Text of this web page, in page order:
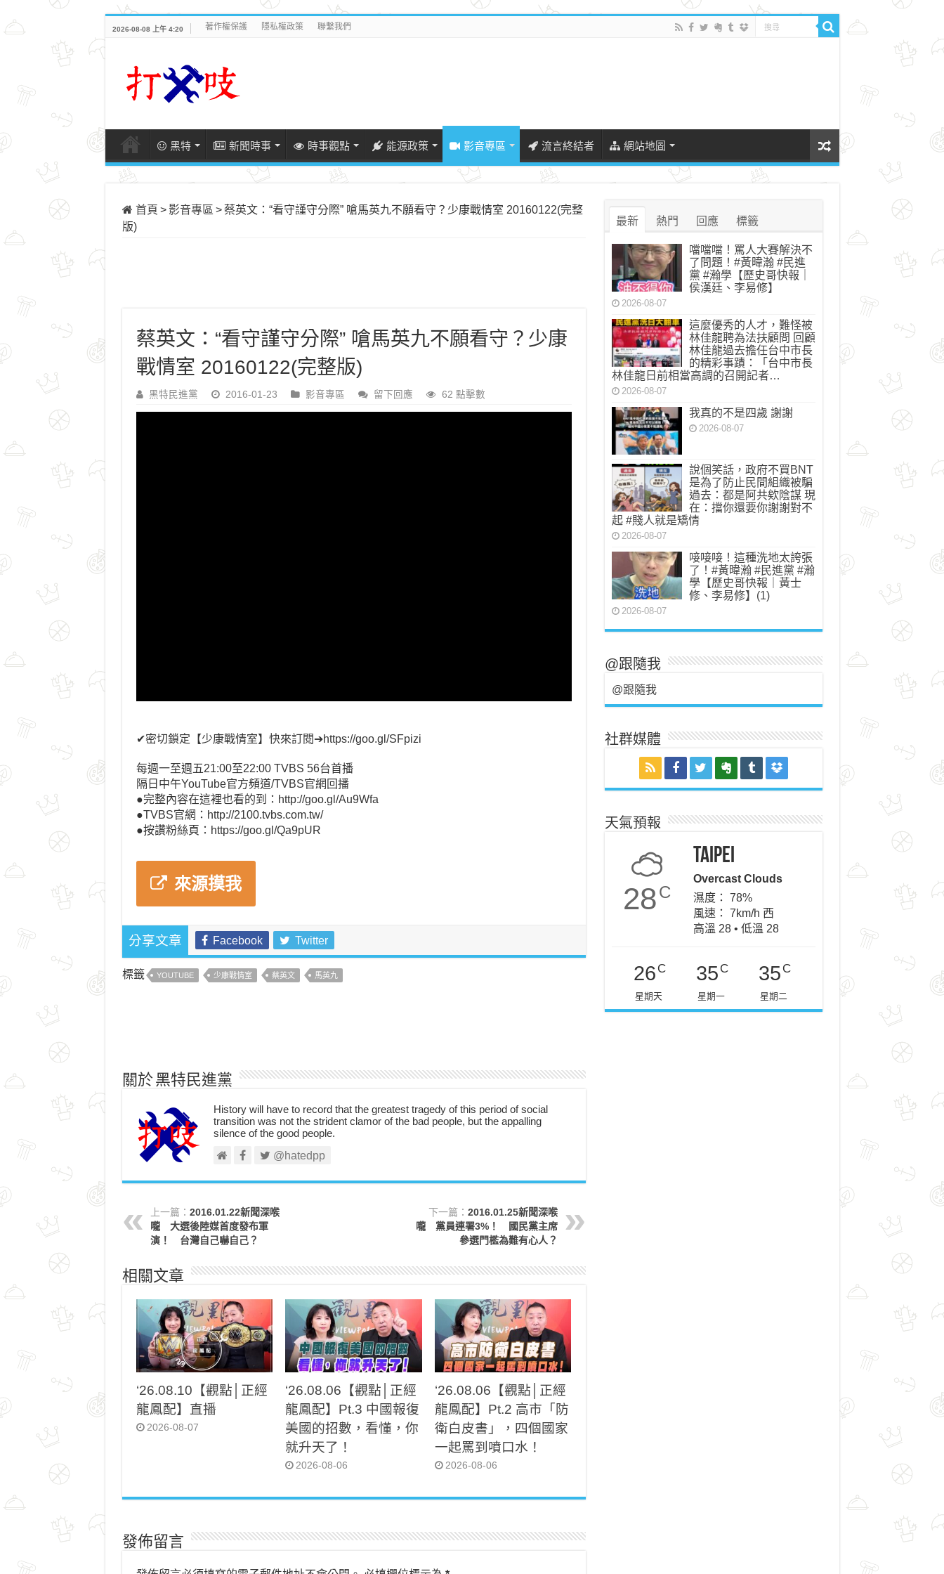
2026-08-08 上午 4:20 著作權保護 隱私權政策 聯繫我們
黑特 新聞時事 時事觀點 能源政策 影音專區 流言終結者 網站地圖
首頁 > 影音專區 > 蔡英文：“看守謹守分際” 嗆馬英九不願看守？少康戰情室 20160122(完整
版)
蔡英文：“看守謹守分際” 嗆馬英九不願看守？少康
戰情室 20160122(完整版)
黑特民進黨 2016-01-23 影音專區 留下回應 62 點擊數
✔密切鎖定【少康戰情室】快來訂閱➔https://goo.gl/SFpizi
每週一至週五21:00至22:00 TVBS 56台首播
隔日中午YouTube官方頻道/TVBS官網回播
●完整內容在這裡也看的到：http://goo.gl/Au9Wfa
●TVBS官網：http://2100.tvbs.com.tw/
●按讚粉絲頁：https://goo.gl/Qa9pUR
來源摸我
分享文章 Facebook Twitter
標籤 YOUTUBE 少康戰情室 蔡英文 馬英九
關於 黑特民進黨
History will have to record that the greatest tragedy of this period of social
transition was not the strident clamor of the bad people, but the appalling
silence of the good people.
@hatedpp
上一篇： 2016.01.22新聞深喉
嚨 大選後陸媒首度發布軍
演！ 台灣自己嚇自己？
下一篇： 2016.01.25新聞深喉
嚨 黨員連署3%！ 國民黨主席
參選門檻為難有心人？
相關文章
‘26.08.10【觀點│正經
龍鳳配】直播
2026-08-07
‘26.08.06【觀點│正經
龍鳳配】Pt.3 中國報復
美國的招數，看懂，你
就升天了！
2026-08-06
‘26.08.06【觀點│正經
龍鳳配】Pt.2 高市「防
衛白皮書」，四個國家
一起罵到噴口水！
2026-08-06
發佈留言
最新 熱門 回應 標籤
噹噹噹！罵人大賽解決不
了問題！#黃暐瀚 #民進
黨 #瀚學【歷史哥快報｜
侯漢廷、李易修】
2026-08-07
這麼優秀的人才，難怪被
林佳龍聘為法扶顧問 回顧
林佳龍過去擔任台中市長
的精彩事蹟：「台中市長
林佳龍日前相當高調的召開記者…
2026-08-07
我真的不是四歲 謝謝
2026-08-07
說個笑話，政府不買BNT
是為了防止民間組織被騙
過去：都是阿共欸陰謀 現
在：擋你還要你謝謝對不
起 #賤人就是矯情
2026-08-07
唼唼唼！這種洗地太誇張
了！#黃暐瀚 #民進黨 #瀚
學【歷史哥快報｜黃士
修、李易修】(1)
2026-08-07
@跟隨我
@跟隨我
社群媒體
天氣預報
28C
Taipei
Overcast Clouds
濕度： 78%
風速： 7km/h 西
高溫 28 • 低溫 28
26 C
星期天
35 C
星期一
35 C
星期二